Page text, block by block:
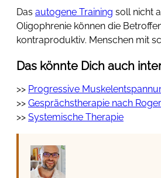
Das autogene Training soll nicht
Oligophrenie können die
kontraproduktiv. Menschen mit
Das könnte Dich auch
>> Progressive
>> Gesprächstherapie nach
>> Systemische Therapie